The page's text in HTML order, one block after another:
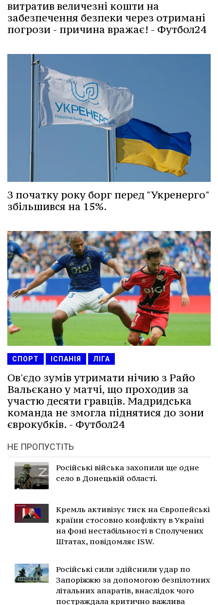
витратив величезні кошти на
забезпечення безпеки через отримані
погрози - причина вражає! - Футбол24
З початку року борг перед "Укренерго"
збільшився на 15%.
СПОРТ ІСПАНІЯ ЛІГА
Ов'єдо зумів утримати нічию з Райо
Вальєкано у матчі, що проходив за
участю десяти гравців. Мадридська
команда не змогла піднятися до зони
єврокубків. - Футбол24
НЕ ПРОПУСТІТЬ
Російські війська захопили ще одне
село в Донецькій області.
Кремль активізує тиск на Європейські
країни стосовно конфлікту в Україні
на фоні нестабільності в Сполучених
Штатах, повідомляє ISW.
Російські сили здійснили удар по
Запоріжжю за допомогою безпілотних
літальних апаратів, внаслідок чого
постраждала критично важлива